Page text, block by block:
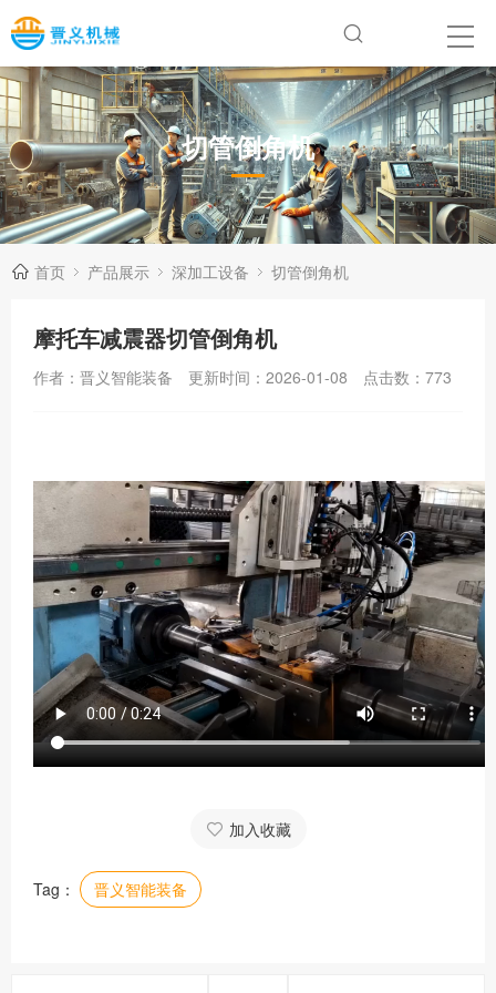
切管倒角机
首页 产品展示 深加工设备 切管倒角机
摩托车减震器切管倒角机
作者：晋义智能装备 更新时间：2026-01-08 点击数： 773
加入收藏
Tag： 晋义智能装备